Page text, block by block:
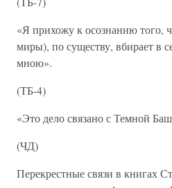
«Я прихожу к осознанию того,
миры), по существу, вбирает в
мною».
(ТБ-4)
«Это дело связано с Темной
(ЧД)
Перекрестные связи в книгах